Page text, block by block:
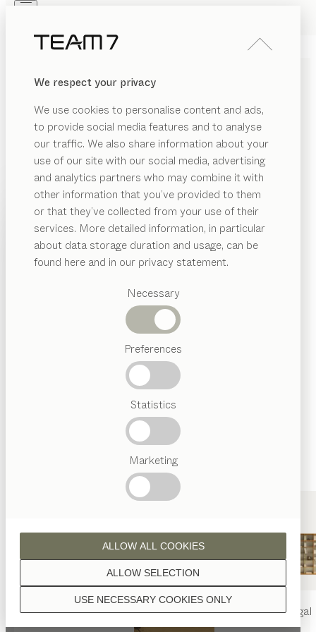
We respect your privacy
We use cookies to personalise content and ads,
to provide social media features and to analyse
our traffic. We also share information about your
use of our site with our social media, advertising
and analytics partners who may combine it with
other information that you’ve provided to them
or that they’ve collected from your use of their
services. More detailed information, in particular
about data storage duration and usage, can be
found here and in our privacy statement.
Necessary
Preferences
Statistics
Marketing
USE NECESSARY COOKIES ONLY
ALLOW SELECTION
ALLOW ALL COOKIES
PRODUKTE
INSPIRATION
HÄNDLER
Vorgeschlagene
Kategorien
Österreichisches
Handwerk
nyaTisch nyaStuhl filignoRegal
PRODUKTE
INSPIRATION
ÜBER UNS
cubus pureSIDEBOARDS
von Sebastian Desch
Das cubus pure Sideboard ist ein Paradebeispiel für
ein Möbelstück, das formale Eleganz mit durchdachter
Funktionalität vereint, cleveren Stauraum bietet und
sich nahtlos in ein wohnliches Ambiente integriert.
HÄNDLER FINDEN
HOLZARTEN
Wenn nicht anders angeführt, werden alle
Holzoberflächen mit reinem Naturöl veredelt.